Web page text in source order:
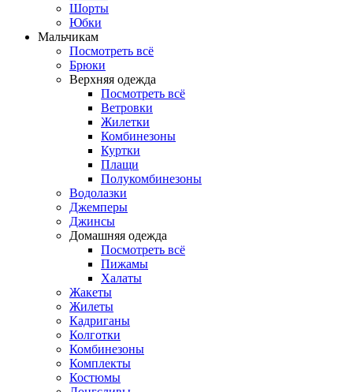
Шорты
Юбки
Мальчикам
Посмотреть всё
Брюки
Верхняя одежда
Посмотреть всё
Ветровки
Жилетки
Комбинезоны
Куртки
Плащи
Полукомбинезоны
Водолазки
Джемперы
Джинсы
Домашняя одежда
Посмотреть всё
Пижамы
Халаты
Жакеты
Жилеты
Кадриганы
Колготки
Комбинезоны
Комплекты
Костюмы